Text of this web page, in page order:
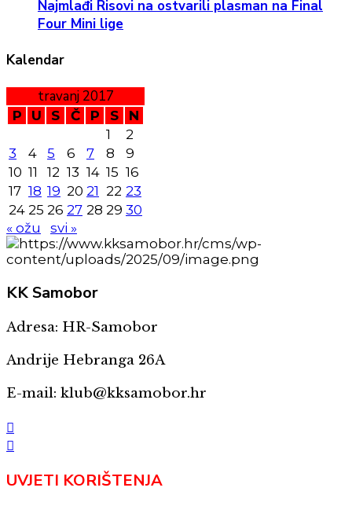
Najmlađi Risovi na ostvarili plasman na Final
Four Mini lige
Kalendar
travanj 2017
P U S Č P S
N
1
2
3
4 5 6 7 8
9
10 11 12 13 14 15 16
17 18 19 20 21 22 23
24 25 26 27 28 29 30
« ožu
svi »
KKSamobor
Adresa: HR-Samobor
Andrije Hebranga 26A
E-mail: klub@kksamobor.hr
UVJETI KORIŠTENJA